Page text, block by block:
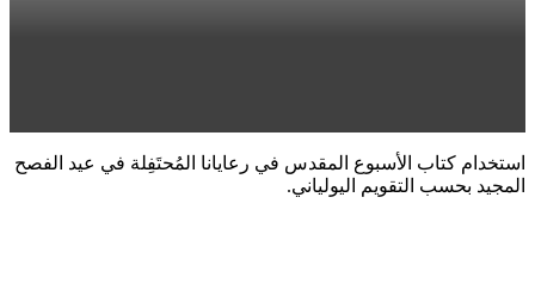
استخدام كتاب الأسبوع المقدس في رعايانا المُحتَفِلة في عيد الفصح
المجيد بحسب التقويم اليولياني.